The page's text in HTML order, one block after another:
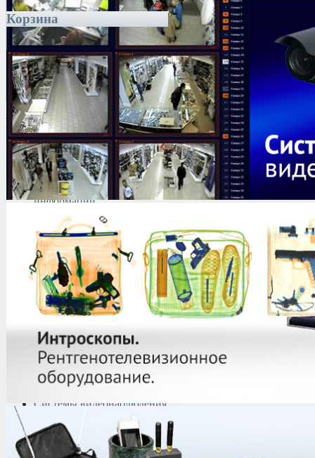
Корзина
Каталог
Антитеррористическое
оборудование
Поиск и выявление
каналов утечки
информации
Технические средства
защиты информации
Тепловизоры
Криминалистическая
техника
Поисково-досмотровое
оборудование
Средства
документирования и
Металлодетекторы
Полиграфы
Противокражные системы
Рации и Аксессуары
Переговорные устройства
Системы видеонаблюдения
оборудование
Контроль доступа